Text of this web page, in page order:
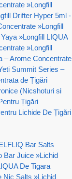
»Longfill
Drifter Hyper 5ml -
»Longfill
»Longfill LIQUA
»Longfill
– Arome Concentrate
Summit Series –
de Țigări
(Nicshoturi si
Țigări
Lichide De Țigări
Bar Salts
Bar Juice »Lichid
De Tigara
Nic Salts »Lichid